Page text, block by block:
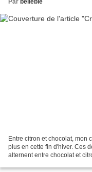
Entre citron et chocolat, mon
plus en cette fin d'hiver. Ces
alternent entre chocolat et